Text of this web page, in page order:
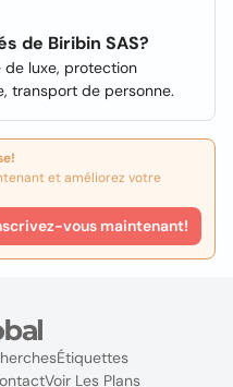
de Biribin SAS?
de luxe, protection
transport de personne.
et améliorez votre
vous maintenant!
Étiquettes
Voir Les Plans